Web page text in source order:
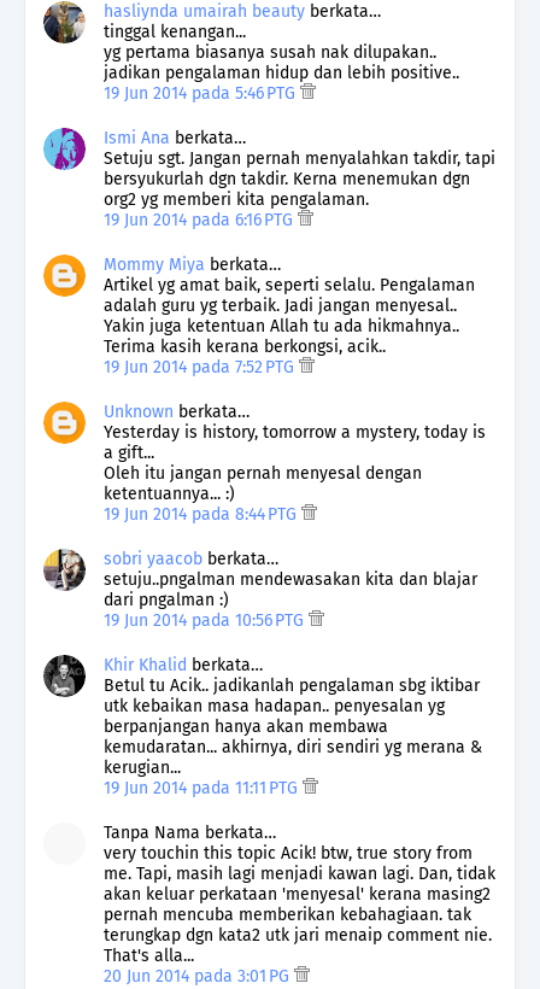
hasliynda umairah beauty berkata…
tinggal kenangan...
yg pertama biasanya susah nak dilupakan..
jadikan pengalaman hidup dan lebih positive..
19 Jun 2014 pada 5:46 PTG
Ismi Ana berkata…
Setuju sgt. Jangan pernah menyalahkan takdir, tapi
bersyukurlah dgn takdir. Kerna menemukan dgn
org2 yg memberi kita pengalaman.
19 Jun 2014 pada 6:16 PTG
Mommy Miya berkata…
Artikel yg amat baik, seperti selalu. Pengalaman
adalah guru yg terbaik. Jadi jangan menyesal..
Yakin juga ketentuan Allah tu ada hikmahnya..
Terima kasih kerana berkongsi, acik..
19 Jun 2014 pada 7:52 PTG
Unknown berkata…
Yesterday is history, tomorrow a mystery, today is
a gift...
Oleh itu jangan pernah menyesal dengan
ketentuannya... :)
19 Jun 2014 pada 8:44 PTG
sobri yaacob berkata…
setuju..pngalman mendewasakan kita dan blajar
dari pngalman :)
19 Jun 2014 pada 10:56 PTG
Khir Khalid berkata…
Betul tu Acik.. jadikanlah pengalaman sbg iktibar
utk kebaikan masa hadapan.. penyesalan yg
berpanjangan hanya akan membawa
kemudaratan... akhirnya, diri sendiri yg merana &
kerugian...
19 Jun 2014 pada 11:11 PTG
Tanpa Nama berkata…
very touchin this topic Acik! btw, true story from
me. Tapi, masih lagi menjadi kawan lagi. Dan, tidak
akan keluar perkataan 'menyesal' kerana masing2
pernah mencuba memberikan kebahagiaan. tak
terungkap dgn kata2 utk jari menaip comment nie.
That's alla...
20 Jun 2014 pada 3:01 PG